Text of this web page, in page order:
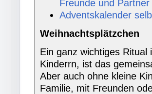
Freunde und Partner
Adventskalender
Weihnachtsplätzchen
Ein ganz wichtiges
Kinderrn, ist das
Aber auch ohne kleine
Familie, mit Freunden